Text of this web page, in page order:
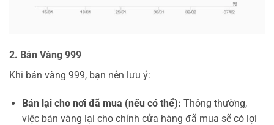
2. Bán Vàng 999
Khi bán vàng 999, bạn nên lưu ý:
Bán lại cho nơi đã mua (nếu có thể): Thông thường,
việc bán vàng lại cho chính cửa hàng đã mua sẽ có lợi